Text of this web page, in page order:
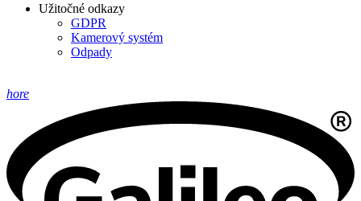
Užitočné odkazy
GDPR
Kamerový systém
Odpady
hore